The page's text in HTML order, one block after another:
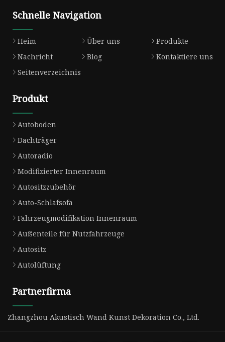
Schnelle Navigation
Heim Über uns
Produkte
Nachricht
Blog
Kontaktiere uns
Seitenverzeichnis
Produkt
Autoboden
Dachträger
Autoradio
Modifizierter Innenraum
Autositzzubehör
Auto-Schlafsofa
Fahrzeugmodifikation Innenraum
Außenteile für Nutzfahrzeuge
Autositz
Autolüftung
Partnerfirma
Zhangzhou Akustisch Wand Kunst Dekoration Co., Ltd.